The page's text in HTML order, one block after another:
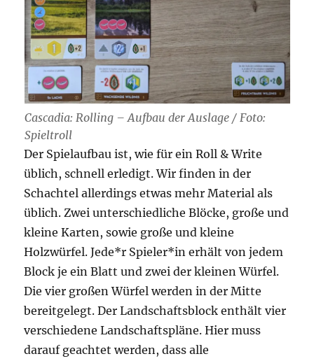
Cascadia: Rolling – Aufbau der Auslage / Foto:
Spieltroll
Der Spielaufbau ist, wie für ein Roll & Write
üblich, schnell erledigt. Wir finden in der
Schachtel allerdings etwas mehr Material als
üblich. Zwei unterschiedliche Blöcke, große und
kleine Karten, sowie große und kleine
Holzwürfel. Jede*r Spieler*in erhält von jedem
Block je ein Blatt und zwei der kleinen Würfel.
Die vier großen Würfel werden in der Mitte
bereitgelegt. Der Landschaftsblock enthält vier
verschiedene Landschaftspläne. Hier muss
darauf geachtet werden, dass alle